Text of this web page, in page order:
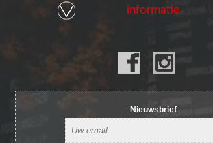
informatie
Nieuwsbrief